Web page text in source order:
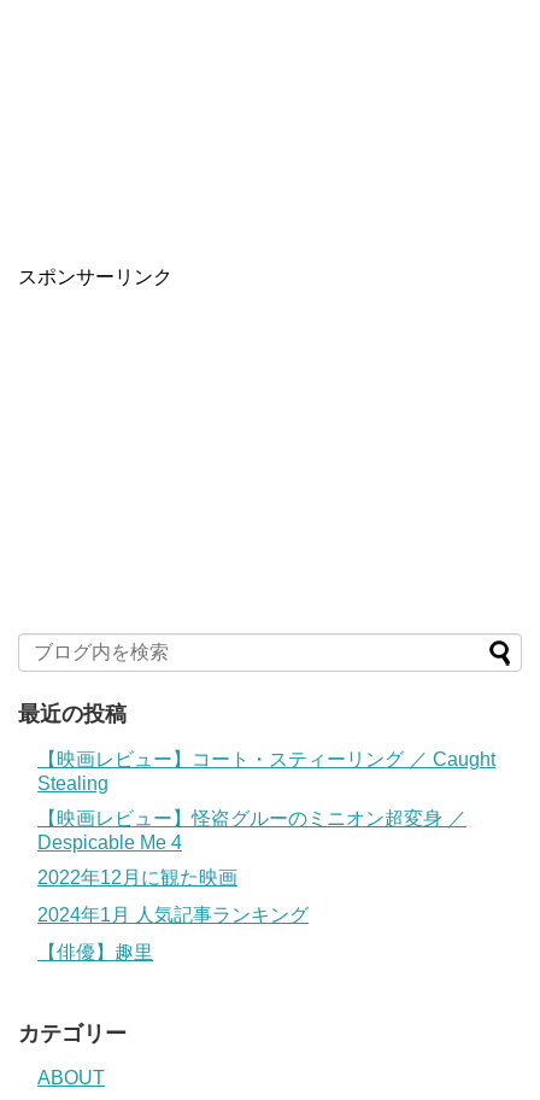
スポンサーリンク
最近の投稿
【映画レビュー】コート・スティーリング ／ Caught
Stealing
【映画レビュー】怪盗グルーのミニオン超変身 ／
Despicable Me 4
2022年12月に観た映画
2024年1月 人気記事ランキング
【俳優】趣里
カテゴリー
ABOUT